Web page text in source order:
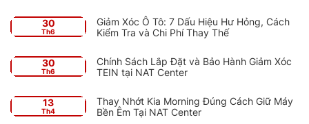
30
Th6
Giảm Xóc Ô Tô: 7 Dấu Hiệu Hư Hỏng, Cách
Kiểm Tra và Chi Phí Thay Thế
30
Th6
Chính Sách Lắp Đặt và Bảo Hành Giảm Xóc
TEIN tại NAT Center
13
Th4
Thay Nhớt Kia Morning Đúng Cách Giữ Máy
Bền Êm Tại NAT Center